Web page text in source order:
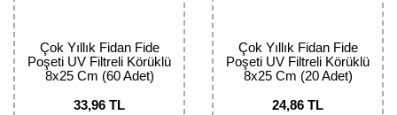
Çok Yıllık Fidan Fide
Poşeti UV Filtreli Körüklü
8x25 Cm (60 Adet)
33,96 TL
Çok Yıllık Fidan Fide
Poşeti UV Filtreli Körüklü
8x25 Cm (20 Adet)
24,86 TL